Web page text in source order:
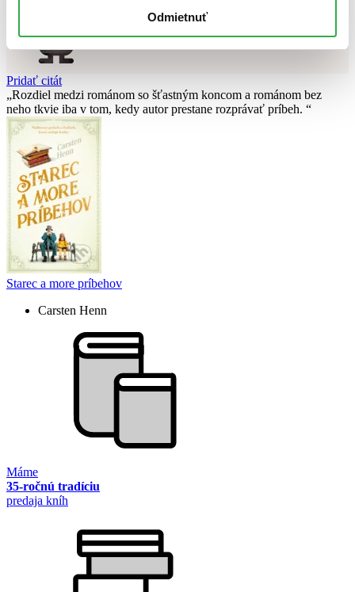
Odmietnuť
Chcete poradiť knihu?
Pridať citát
Rozdiel medzi románom so šťastným koncom a románom bez
neho tkvie iba v tom, kedy autor prestane rozprávať príbeh.
Starec a more príbehov
Carsten Henn
Máme
35-ročnú tradíciu
predaja kníh